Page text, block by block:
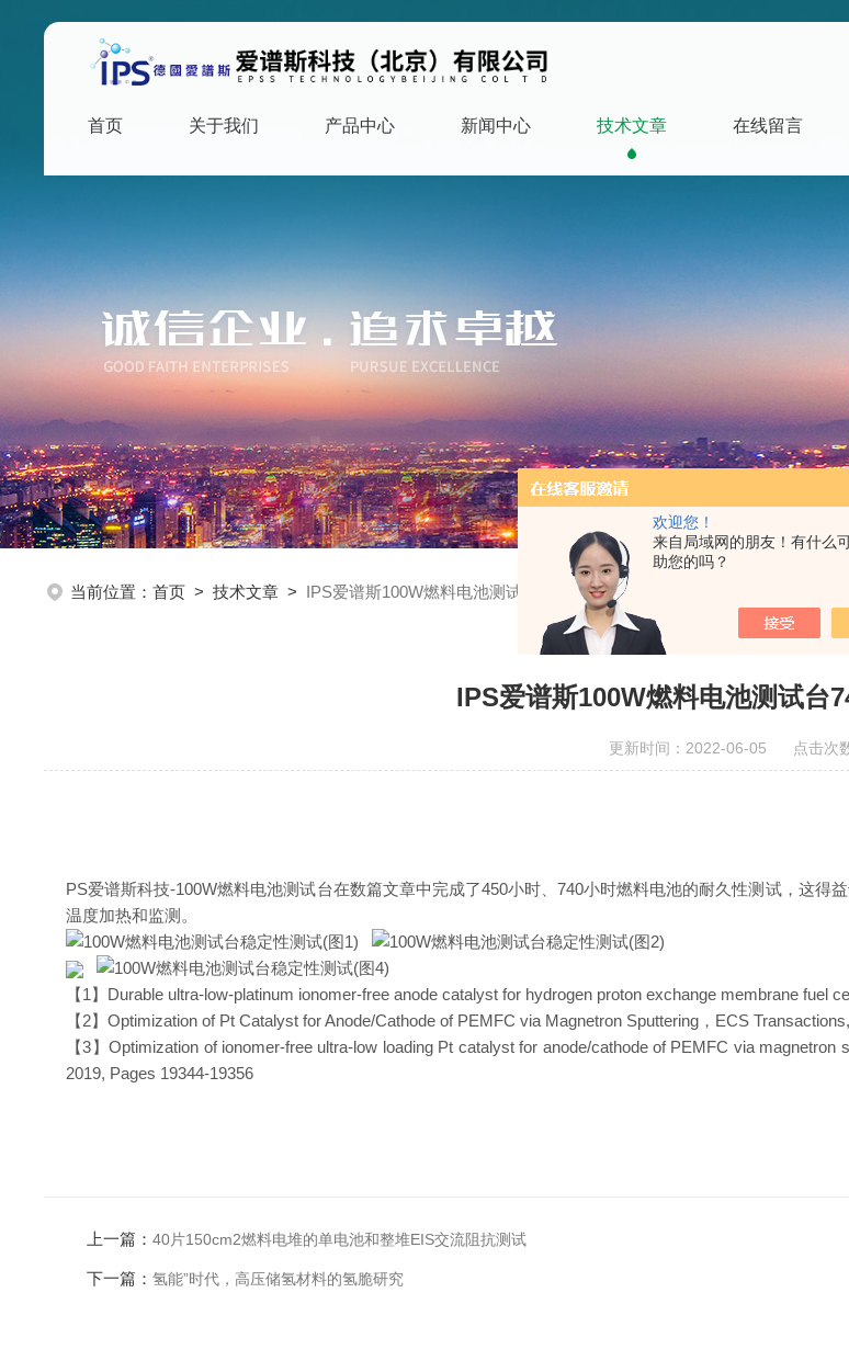
欢迎您！
来自局域网的朋友！有什么
助您的吗？
首页 关于我们 产品中心 新闻中心 技术文章 在线留言
当前位置： 首页 > 技术文章 > IPS爱谱斯100W燃料电池测试台740小时稳定性测试
IPS爱谱斯100W燃料电池测试台
更新时间：2022-06-05 点击次
PS爱谱斯科技-100W燃料电池测试台在数篇文章中完成了450小时、740小时燃料电池的耐久性测试，这得
温度加热和监测。
【1】Durable ultra-low-platinum ionomer-free anode catalyst for hydrogen proton exchange membrane fuel
【2】 Optimization of Pt Catalyst for Anode/Cathode of PEMFC via Magnetron Sputtering，ECS
【3】Optimization of ionomer-free ultra-low loading Pt catalyst for anode/cathode of PEMFC via
2019, Pages 19344-19356
上一篇： 40片150cm2燃料电堆的单电池和整堆EIS交流阻抗测试
下一篇： 氢能”时代，高压储氢材料的氢脆研究